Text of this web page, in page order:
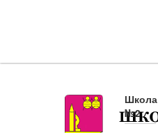
Школа
№2